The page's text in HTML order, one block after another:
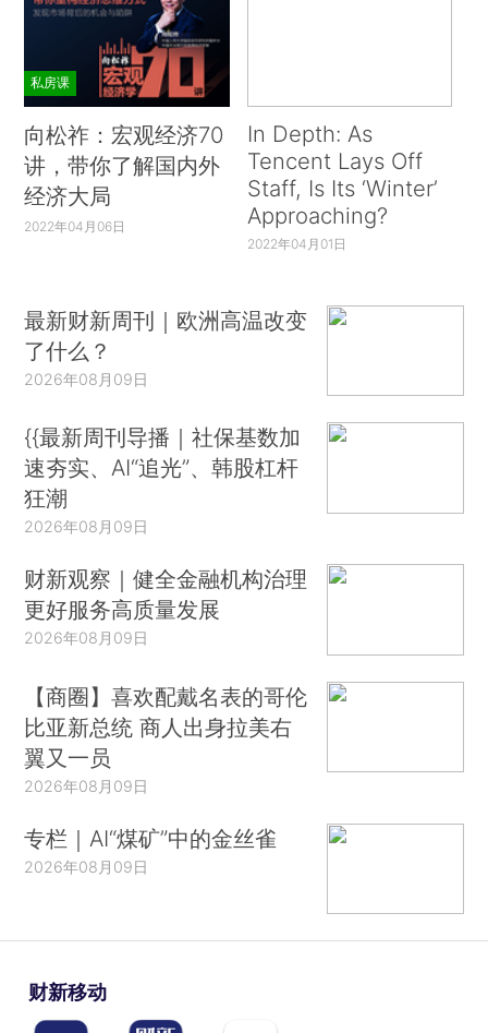
私房课
向松祚：宏观经济70
讲，带你了解国内外
经济大局
2022年04月06日
In Depth: As
Tencent Lays Off
Staff, Is Its ‘Winter’
Approaching?
2022年04月01日
最新财新周刊｜欧洲高温改变
了什么？
2026年08月09日
{{最新周刊导播｜社保基数加
速夯实、AI“追光”、韩股杠杆
狂潮
2026年08月09日
财新观察｜健全金融机构治理
更好服务高质量发展
2026年08月09日
【商圈】喜欢配戴名表的哥伦
比亚新总统 商人出身拉美右
翼又一员
2026年08月09日
专栏｜AI“煤矿”中的金丝雀
2026年08月09日
财新移动